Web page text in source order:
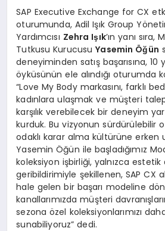
SAP Executive Exchange for CX
oturumunda, Adil Işık Group
Yardımcısı Zehra Işık’ın yanı
Tutkusu KurucusuYasemin Öğün
deneyiminden satış başarısına, 10
öyküsünün ele alındığı oturumda
“Love My Body markasını, farklı
kadınlara ulaşmak ve müşteri
karşılık verebilecek bir deneyim
kurduk. Bu vizyonun sürdürülebilir
odaklı karar alma kültürüne erken
Yasemin Öğün ile başladığımız
koleksiyon işbirliği, yalnızca
geribildirimiyle şekillenen, SAP CX
hale gelen bir başarı modeline
kanallarımızda müşteri
sezona özel koleksiyonlarımızı
sunabiliyoruz” dedi.